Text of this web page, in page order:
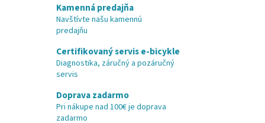
Kamenná predajňa
Navštívte našu kamennú
predajňu
Certifikovaný servis e-bicykle
Diagnostika, záručný a pozáručný
servis
Doprava zadarmo
Pri nákupe nad 100€ je doprava
zadarmo